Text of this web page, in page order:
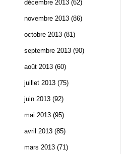
décembre 2013 (62)
novembre 2013 (86)
octobre 2013 (81)
septembre 2013 (90)
août 2013 (60)
juillet 2013 (75)
juin 2013 (92)
mai 2013 (95)
avril 2013 (85)
mars 2013 (71)